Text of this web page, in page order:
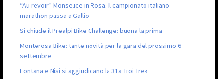
“Au revoir” Monselice in Rosa. Il campionato italiano
marathon passa a Gallio
Si chiude il Prealpi Bike Challenge: buona la prima
Monterosa Bike: tante novità per la gara del prossimo 6
settembre
Fontana e Nisi si aggiudicano la 31a Troi Trek